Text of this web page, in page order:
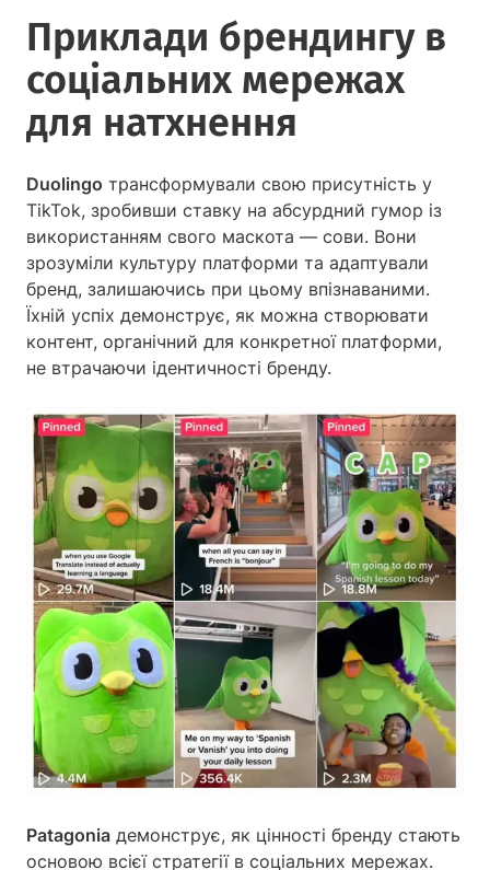
Приклади брендингу в
соціальних мережах
для натхнення
Duolingo трансформували свою присутність у
TikTok, зробивши ставку на абсурдний гумор із
використанням свого маскота — сови. Вони
зрозуміли культуру платформи та адаптували
бренд, залишаючись при цьому впізнаваними.
Їхній успіх демонструє, як можна створювати
контент, органічний для конкретної платформи,
не втрачаючи ідентичності бренду.
Patagonia демонструє, як цінності бренду стають
основою всієї стратегії в соціальних мережах.